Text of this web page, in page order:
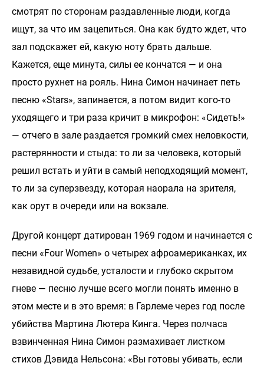
смотрят по сторонам раздавленные люди, когда
ищут, за что им зацепиться. Она как будто ждет, что
зал подскажет ей, какую ноту брать дальше.
Кажется, еще минута, силы ее кончатся — и она
просто рухнет на рояль. Нина Симон начинает петь
песню «Stars», запинается, а потом видит кого-то
уходящего и три раза кричит в микрофон: «Сидеть!»
— отчего в зале раздается громкий смех неловкости,
растерянности и стыда: то ли за человека, который
решил встать и уйти в самый неподходящий момент,
то ли за суперзвезду, которая наорала на зрителя,
как орут в очереди или на вокзале.
Другой концерт датирован 1969 годом и начинается с
песни «Four Women» о четырех афроамериканках, их
незавидной судьбе, усталости и глубоко скрытом
гневе — песню лучше всего могли понять именно в
этом месте и в это время: в Гарлеме через год после
убийства Мартина Лютера Кинга. Через полчаса
взвинченная Нина Симон размахивает листком
стихов Дэвида Нельсона: «Вы готовы убивать, если